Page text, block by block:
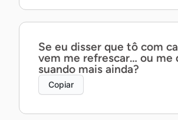
Se eu disser que tô com
vem me refrescar… ou me
suando mais ainda?
Copiar